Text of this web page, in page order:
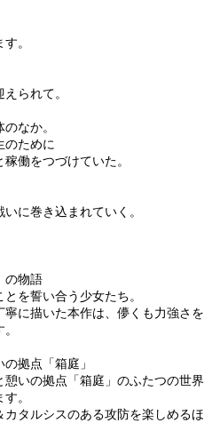
。
られて。
なか。
のために
働をつづけていた。
に巻き込まれていく。
の物語
を誓い合う少女たち。
に描いた本作は、儚くも力強さを
拠点「箱庭」
いの拠点「箱庭」のふたつの世界
。
カタルシスのある攻防を楽しめるほ